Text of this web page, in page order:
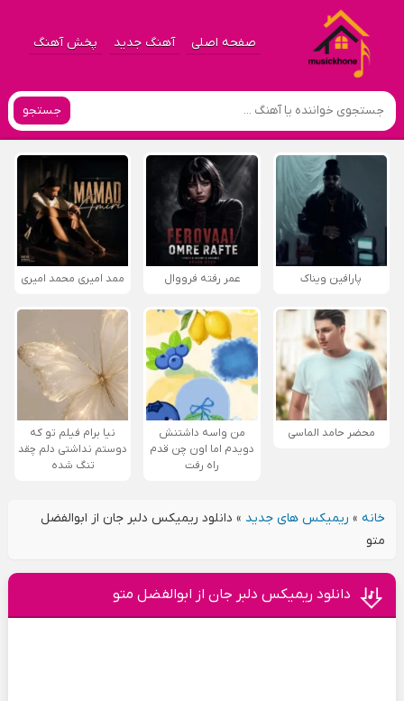
صفحه اصلی آهنگ جدید پخش آهنگ
جستجو
پارافين ویناک عمر رفته فرووال ممد امیری محمد امیری
محضر حامد الماسی
من واسه داشتنش
دویدم اما اون چن قدم
راه رفت
نیا برام فیلم تو که
دوستم نداشتی دلم چقد
تنگ شده
خانه» ریمیکس های جدید » دانلود ریمیکس دلبر جان از ابوالفضل
متو
دانلود ریمیکس دلبر جان از ابوالفضل متو